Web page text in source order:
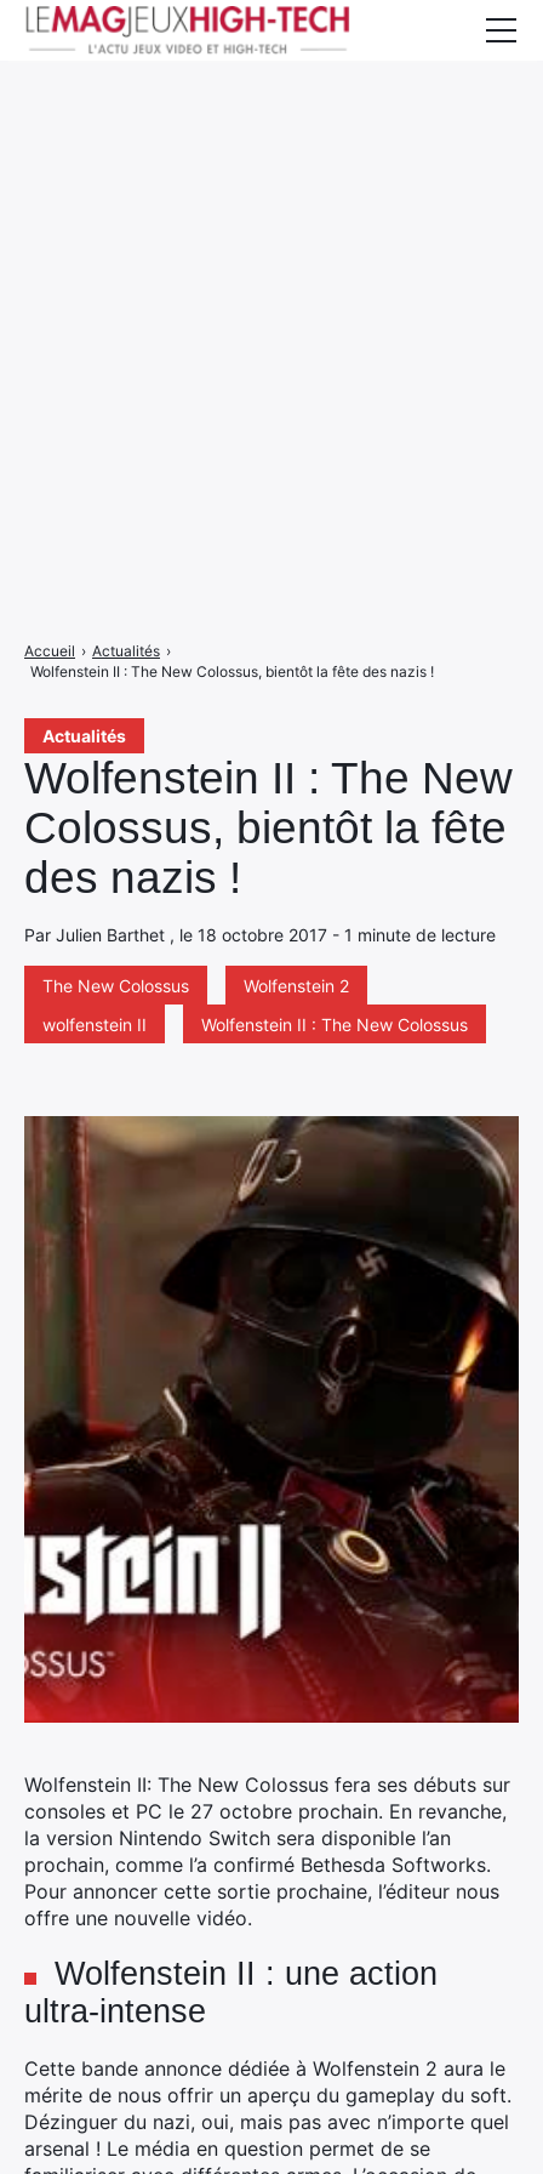
Actualités
Wolfenstein II : The New
Colossus, bientôt la fête
des nazis !
Par Julien Barthet , le 18 octobre 2017 - 1 minute de lecture
The New Colossus
Wolfenstein 2
wolfenstein II
Wolfenstein II : The New Colossus
Accueil › Actualités ›
Wolfenstein II : The New Colossus, bientôt la fête des nazis !
Wolfenstein II: The New Colossus fera ses débuts sur
consoles et PC le 27 octobre prochain. En revanche,
la version Nintendo Switch sera disponible l’an
prochain, comme l’a confirmé Bethesda Softworks.
Pour annoncer cette sortie prochaine, l’éditeur nous
offre une nouvelle vidéo.
Wolfenstein II : une action
ultra-intense
Cette bande annonce dédiée à Wolfenstein 2 aura le
mérite de nous offrir un aperçu du gameplay du soft.
Dézinguer du nazi, oui, mais pas avec n’importe quel
arsenal ! Le média en question permet de se